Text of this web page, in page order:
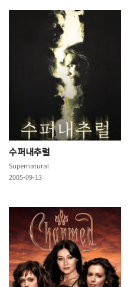
수퍼내추럴
Supernatural
2005-09-13